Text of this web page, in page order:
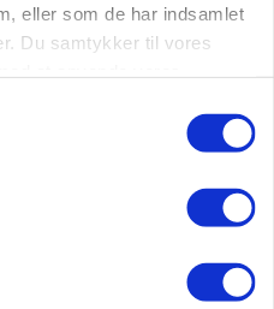
eller som de har indsamlet
Du samtykker til vores
gødskningslov: Sådan